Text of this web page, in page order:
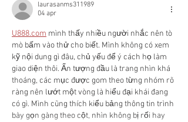
laurasanms311989
04 apr
U888.com mình thấy nhiều người nhắc nên tò
mò bấm vào thử cho biết. Mình không có xem
kỹ nội dung gì đâu, chủ yếu để ý cách họ làm
giao diện thôi. Ấn tượng đầu là trang nhìn khá
thoáng, các mục được gom theo từng nhóm rõ
ràng nên lướt một vòng là hiểu đại khái đang
có gì. Mình cũng thích kiểu bảng thông tin trình
bày gọn gàng theo cột, nhìn không bị rối hay